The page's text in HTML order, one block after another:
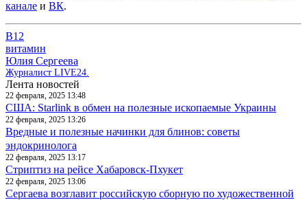
канале и ВК.
В12
витамин
Юлия Сергеева
Журналист LIVE24.
Лента новостей
22 февраля, 2025 13:48
США: Starlink в обмен на полезные ископаемые Украины
22 февраля, 2025 13:26
Вредные и полезные начинки для блинов: советы
эндокринолога
22 февраля, 2025 13:17
Стриптиз на рейсе Хабаровск-Пхукет
22 февраля, 2025 13:06
Сергаева возглавит российскую сборную по художественной